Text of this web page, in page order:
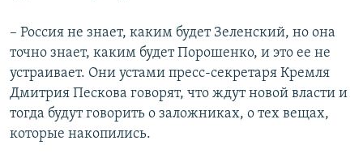
– Россия не знает, каким будет Зеленский, но она
точно знает, каким будет Порошенко, и это ее не
устраивает. Они устами пресс-секретаря Кремля
Дмитрия Пескова говорят, что ждут новой власти и
тогда будут говорить о заложниках, о тех вещах,
которые накопились.